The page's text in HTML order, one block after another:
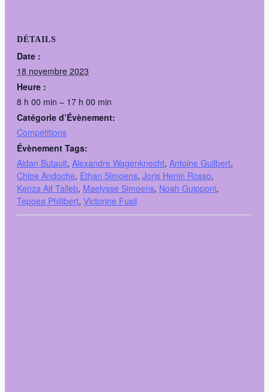
DÉTAILS
Date :
18 novembre 2023
Heure :
8 h 00 min – 17 h 00 min
Catégorie d’Évènement:
Compétitions
Évènement Tags:
Aidan Butault, Alexandre Wagenknecht, Antoine Guilbert,
Chloe Andoche, Ethan Simoens, Joris Henin Rosso,
Kenza Ait Talleb, Maelysse Simoens, Noah Guipponi,
Tepoea Philibert, Victorine Fusil